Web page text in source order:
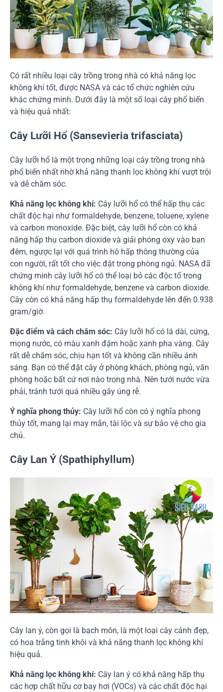
Có rất nhiều loại cây trồng trong nhà có khả năng lọc
không khí tốt, được NASA và các tổ chức nghiên cứu
khác chứng minh. Dưới đây là một số loại cây phổ biến
và hiệu quả nhất:
Cây Lưỡi Hổ (Sansevieria trifasciata)
Cây lưỡi hổ là một trong những loại cây trồng trong nhà
phổ biến nhất nhờ khả năng thanh lọc không khí vượt trội
và dễ chăm sóc.
Khả năng lọc không khí: Cây lưỡi hổ có thể hấp thụ các
chất độc hại như formaldehyde, benzene, toluene, xylene
và carbon monoxide. Đặc biệt, cây lưỡi hổ còn có khả
năng hấp thụ carbon dioxide và giải phóng oxy vào ban
đêm, ngược lại với quá trình hô hấp thông thường của
con người, rất tốt cho việc đặt trong phòng ngủ. NASA đã
chứng minh cây lưỡi hổ có thể loại bỏ các độc tố trong
không khí như formaldehyde, benzene và carbon dioxide.
Cây còn có khả năng hấp thụ formaldehyde lên đến 0.938
gram/giờ.
Đặc điểm và cách chăm sóc: Cây lưỡi hổ có lá dài, cứng,
mọng nước, có màu xanh đậm hoặc xanh pha vàng. Cây
rất dễ chăm sóc, chịu hạn tốt và không cần nhiều ánh
sáng. Bạn có thể đặt cây ở phòng khách, phòng ngủ, văn
phòng hoặc bất cứ nơi nào trong nhà. Nên tưới nước vừa
phải, tránh tưới quá nhiều gây úng rễ.
Ý nghĩa phong thủy: Cây lưỡi hổ còn có ý nghĩa phong
thủy tốt, mang lại may mắn, tài lộc và sự bảo vệ cho gia
chủ.
Cây Lan Ý (Spathiphyllum)
Cây lan ý, còn gọi là bạch môn, là một loại cây cảnh đẹp,
có hoa trắng tinh khôi và khả năng thanh lọc không khí
hiệu quả.
Khả năng lọc không khí: Cây lan ý có khả năng hấp thụ
các hợp chất hữu cơ bay hơi (VOCs) và các chất độc hại